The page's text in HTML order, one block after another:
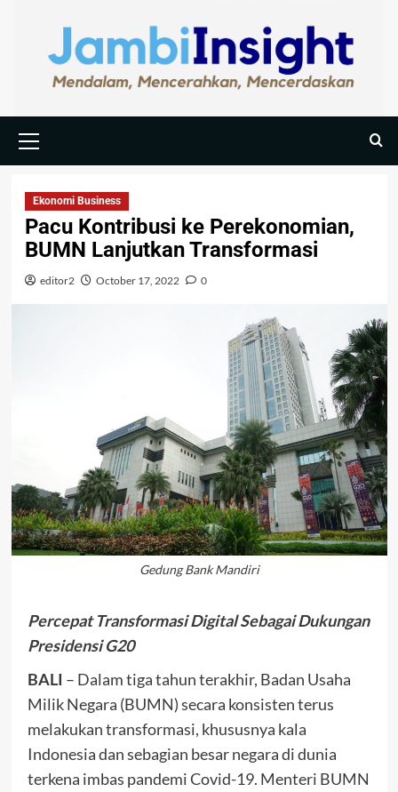
Ekonomi Business
Pacu Kontribusi ke Perekonomian,
BUMN Lanjutkan Transformasi
editor2 October 17, 2022 0
Gedung Bank Mandiri
Percepat Transformasi Digital Sebagai Dukungan
Presidensi G20
BALI – Dalam tiga tahun terakhir, Badan Usaha
Milik Negara (BUMN) secara konsisten terus
melakukan transformasi, khususnya kala
Indonesia dan sebagian besar negara di dunia
terkena imbas pandemi Covid-19. Menteri BUMN